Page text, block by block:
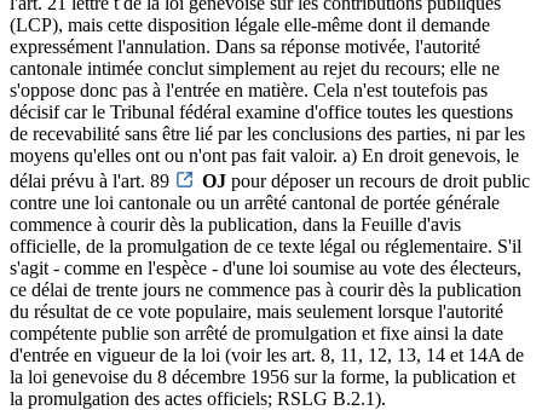
(LCP), mais cette disposition légale elle-même dont il demande
expressément l'annulation. Dans sa réponse motivée, l'autorité
cantonale intimée conclut simplement au rejet du recours; elle ne
s'oppose donc pas à l'entrée en matière. Cela n'est toutefois pas
décisif car le Tribunal fédéral examine d'office toutes les questions
de recevabilité sans être lié par les conclusions des parties, ni par les
moyens qu'elles ont ou n'ont pas fait valoir. a) En droit genevois, le
délai prévu à l'art. 89
OJ pour déposer un recours de droit public
contre une loi cantonale ou un arrêté cantonal de portée générale
commence à courir dès la publication, dans la Feuille d'avis
officielle, de la promulgation de ce texte légal ou réglementaire. S'il
s'agit - comme en l'espèce - d'une loi soumise au vote des électeurs,
ce délai de trente jours ne commence pas à courir dès la publication
du résultat de ce vote populaire, mais seulement lorsque l'autorité
compétente publie son arrêté de promulgation et fixe ainsi la date
d'entrée en vigueur de la loi (voir les art. 8, 11, 12, 13, 14 et 14A de
la loi genevoise du 8 décembre 1956 sur la forme, la publication et
la promulgation des actes officiels; RSLG B.2.1).